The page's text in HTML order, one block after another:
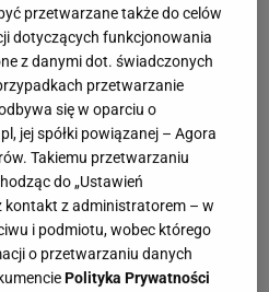
przetwarzane także do celów
dotyczących funkcjonowania
z danymi dot. świadczonych
przetwarzanie
się w oparciu o
jej spółki powiązanej – Agora
Takiemu przetwarzaniu
do „Ustawień
kontakt z administratorem – w
i podmiotu, wobec którego
o przetwarzaniu danych
Polityka Prywatności